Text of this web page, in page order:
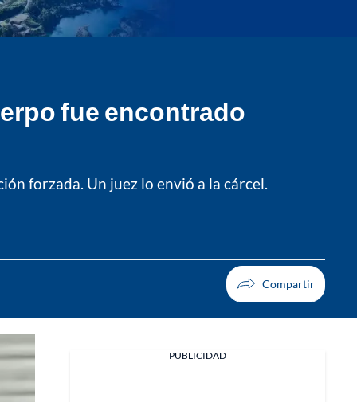
fue encontrado
forzada. Un juez lo envió a la cárcel.
PUBLICIDAD